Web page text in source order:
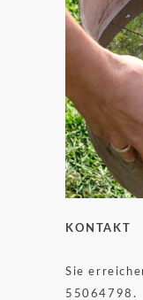
KONTAKT
Sie
55064798.